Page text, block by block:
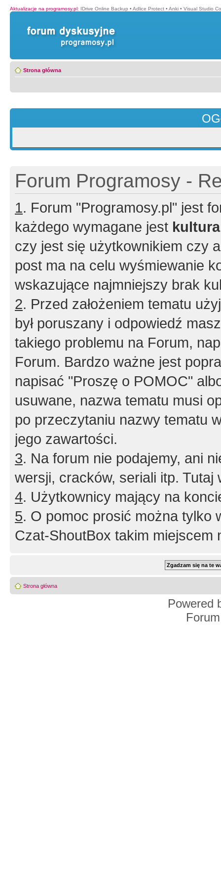
Aktualizacje na programosy.pl: IDrive Online Backup • Adlice Protect • Anki • Visual Studio
Strona główna
Forum Programosy -
1. Forum "Programosy.pl" jest
każdego wymagane jest
czy jest się użytkownikiem czy
post ma na celu wyśmiewanie
wskazujące najmniejszy brak
2. Przed założeniem tematu
był poruszany i odpowiedź
takiego problemu na Forum,
Forum. Bardzo ważne jest
napisać "Proszę o POMOC"
usuwane, nazwa tematu musi
po przeczytaniu nazwy tematu
jego zawartości.
3. Na forum nie podajemy, ani
wersji, cracków, seriali itp. Tutaj
4. Użytkownicy mający na
5. O pomoc prosić można tylko
Czat-ShoutBox takim miejscem
Strona główna
Powered